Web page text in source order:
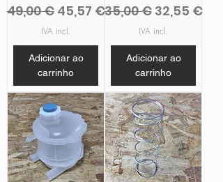
Preço normal
49,00 € Preço promocional
45,57 €
IVA incl.
Adicionar ao
carrinho
Preço normal
35,00 € Preço
32,55 €
IVA incl.
Adicionar ao
carrinho